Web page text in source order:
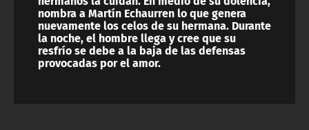
nombra a Martín Echaurren lo que genera
nuevamente los celos de su hermana. Durante
la noche, el hombre llega y cree que su
resfrío se debe a la baja de las defensas
provocadas por el amor.